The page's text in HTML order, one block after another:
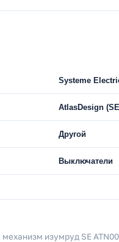
Systeme
AtlasDesign
Другой
Выключатели
изумруд SE